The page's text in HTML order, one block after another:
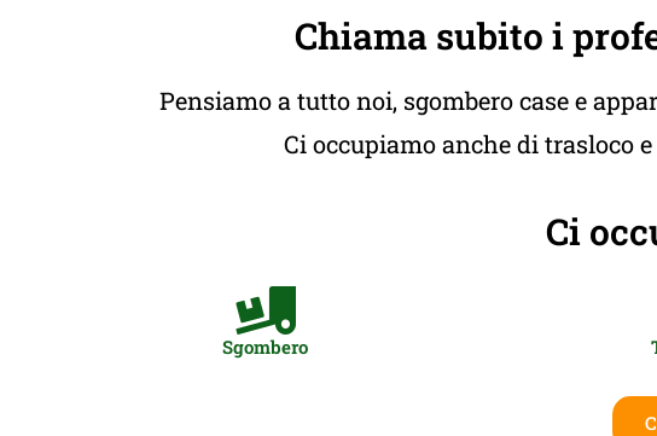
Chiama subito i
Pensiamo a tutto noi, sgombero case e
Ci occupiamo anche di trasloco
Ci
Sgombero